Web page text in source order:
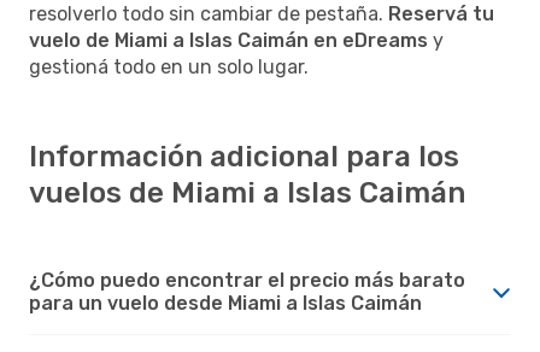
resolverlo todo sin cambiar de pestaña. Reservá tu
vuelo de Miami a Islas Caimán en eDreams y
gestioná todo en un solo lugar.
Información adicional para los
vuelos de Miami a Islas Caimán
¿Cómo puedo encontrar el precio más barato
para un vuelo desde Miami a Islas Caimán